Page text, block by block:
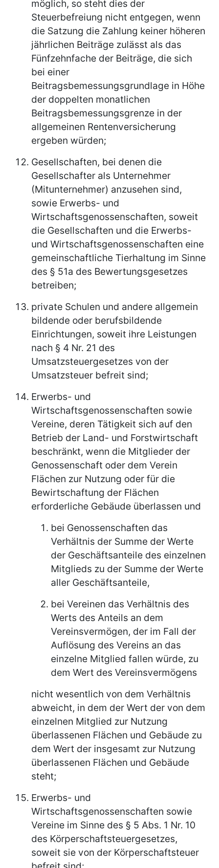
möglich, so steht dies der
Steuerbefreiung nicht entgegen, wenn
die Satzung die Zahlung keiner höheren
jährlichen Beiträge zulässt als das
Fünfzehnfache der Beiträge, die sich
bei einer
Beitragsbemessungsgrundlage in Höhe
der doppelten monatlichen
Beitragsbemessungsgrenze in der
allgemeinen Rentenversicherung
ergeben würden;
Gesellschaften, bei denen die
Gesellschafter als Unternehmer
(Mitunternehmer) anzusehen sind,
sowie Erwerbs- und
Wirtschaftsgenossenschaften, soweit
die Gesellschaften und die Erwerbs-
und Wirtschaftsgenossenschaften eine
gemeinschaftliche Tierhaltung im Sinne
des § 51a des Bewertungsgesetzes
betreiben;
private Schulen und andere allgemein
bildende oder berufsbildende
Einrichtungen, soweit ihre Leistungen
nach § 4 Nr. 21 des
Umsatzsteuergesetzes von der
Umsatzsteuer befreit sind;
Erwerbs- und
Wirtschaftsgenossenschaften sowie
Vereine, deren Tätigkeit sich auf den
Betrieb der Land- und Forstwirtschaft
beschränkt, wenn die Mitglieder der
Genossenschaft oder dem Verein
Flächen zur Nutzung oder für die
Bewirtschaftung der Flächen
erforderliche Gebäude überlassen und
bei Genossenschaften das
Verhältnis der Summe der Werte
der Geschäftsanteile des einzelnen
Mitglieds zu der Summe der Werte
aller Geschäftsanteile,
bei Vereinen das Verhältnis des
Werts des Anteils an dem
Vereinsvermögen, der im Fall der
Auflösung des Vereins an das
einzelne Mitglied fallen würde, zu
dem Wert des Vereinsvermögens
nicht wesentlich von dem Verhältnis
abweicht, in dem der Wert der von dem
einzelnen Mitglied zur Nutzung
überlassenen Flächen und Gebäude zu
dem Wert der insgesamt zur Nutzung
überlassenen Flächen und Gebäude
steht;
Erwerbs- und
Wirtschaftsgenossenschaften sowie
Vereine im Sinne des § 5 Abs. 1 Nr. 10
des Körperschaftsteuergesetzes,
soweit sie von der Körperschaftsteuer